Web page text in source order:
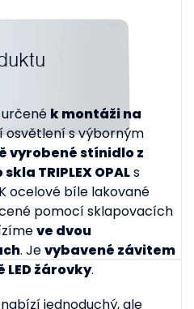
k montáži na
osvětlení s výborným
vyrobené stínidlo z
TRIPLEX OPALs
ocelové bíle lakované
pomocí sklapovacích
ve dvou
. Jevybavené závitem
LED žárovky.
nabízí jednoduchý, ale